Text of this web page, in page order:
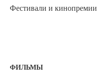
Фестивали и кинопремии
ФИЛЬМЫ